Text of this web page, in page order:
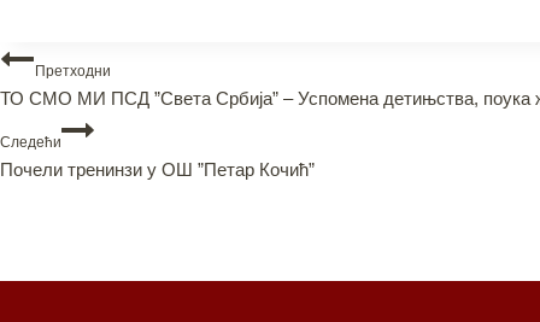
Претходни
ТО СМО МИ ПСД ”Света Србија” – Успомена детињства, поука
Следећи
Почели тренинзи у ОШ ”Петар Кочић”